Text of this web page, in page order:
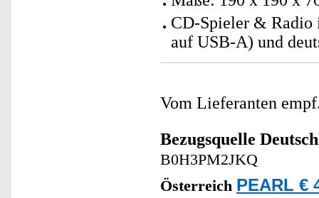
CD-Spieler & Radio
auf USB-A) und
Vom Lieferanten
Bezugsquelle
B0H3PM2JKQ
Österreich PEARL €